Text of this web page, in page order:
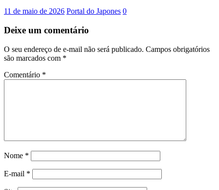
11 de maio de 2026 Portal do Japones 0
Deixe um comentário
O seu endereço de e-mail não será publicado. Campos obrigatórios
são marcados com *
Comentário *
Nome *
E-mail *